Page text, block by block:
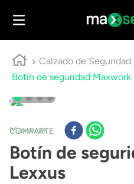
Calzado de Seguridad
Botín de seguridad Maxwork
COMPARTE
Maxwork
Botín de
Lexxus